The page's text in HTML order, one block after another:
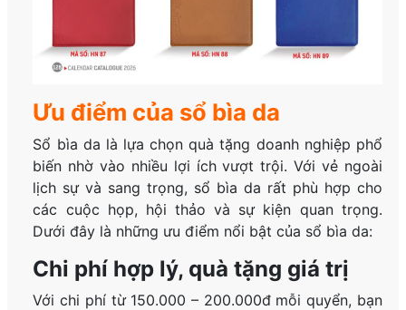
Ưu điểm của sổ bìa da
Sổ bìa da là lựa chọn quà tặng doanh nghiệp phổ
biến nhờ vào nhiều lợi ích vượt trội. Với vẻ ngoài
lịch sự và sang trọng, sổ bìa da rất phù hợp cho
các cuộc họp, hội thảo và sự kiện quan trọng.
Dưới đây là những ưu điểm nổi bật của sổ bìa da:
Chi phí hợp lý, quà tặng giá trị
Với chi phí từ 150.000 – 200.000đ mỗi quyển, bạn